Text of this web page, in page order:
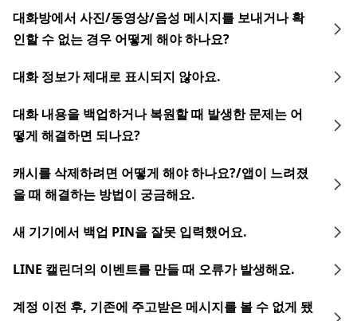
대화방에서 사진/동영상/음성 메시지를 보내거나 확
인할 수 없는 경우 어떻게 해야 하나요?
대화 정보가 제대로 표시되지 않아요.
대화 내용을 백업하거나 복원할 때 발생한 문제는 어
떻게 해결하면 되나요?
캐시를 삭제하려면 어떻게 해야 하나요?/앱이 느려졌
을 때 해결하는 방법이 궁금해요.
새 기기에서 백업 PIN을 잘못 입력했어요.
LINE 캘린더의 이벤트를 만들 때 오류가 발생해요.
계정 이전 후, 기존에 주고받은 메시지를 볼 수 없게 됐